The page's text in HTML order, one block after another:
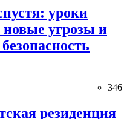
уроки
новые угрозы и
346
резиденция